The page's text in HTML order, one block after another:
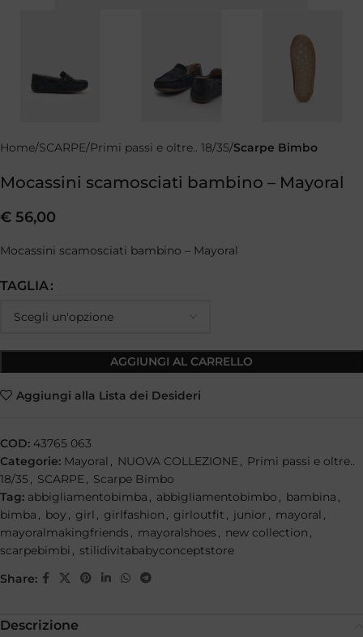
Home SCARPE Primi passi e oltre.. 18/35 Scarpe Bimbo
Mocassini scamosciati bambino – Mayoral
€ 56,00
Mocassini scamosciati bambino – Mayoral
TAGLIA
AGGIUNGI AL CARRELLO
Aggiungi alla Lista dei Desideri
COD: 43765 063
Categorie: Mayoral , NUOVA COLLEZIONE, Primi passi e oltre..
18/35 , SCARPE, Scarpe Bimbo
Tag: abbigliamentobimba , abbigliamentobimbo , bambina ,
bimba , boy , girl , girlfashion , girloutfit , junior , mayoral ,
mayoralmakingfriends , mayoralshoes , new collection ,
scarpebimbi , stilidivitababyconceptstore
Share:
Descrizione